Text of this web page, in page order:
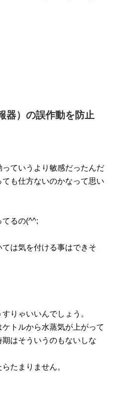
器）の誤作動を防止
ていうより敏感だったんだ
も仕方ないのかなって思い
てるの(^^;
は気を付ける事はできそ
りゃいいんでしょう。
トルから水蒸気が上がって
はそういうのもないしな
たまりません。